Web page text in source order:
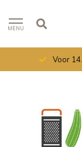
MENU
Voor